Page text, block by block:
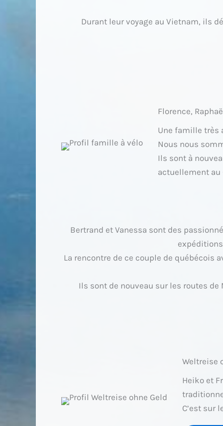
Durant leur voyage au Vietnam, ils
Florence,
Une famille très
Nous nous
Ils sont à
actuellement au
Bertrand et Vanessa sont des
La rencontre de ce couple de québécois
Ils sont de nouveau sur les routes
Weltreise
Heiko et
C’est sur